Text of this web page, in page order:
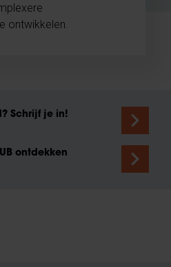
ontwikkelen.
Schrijf je in!
ontdekken